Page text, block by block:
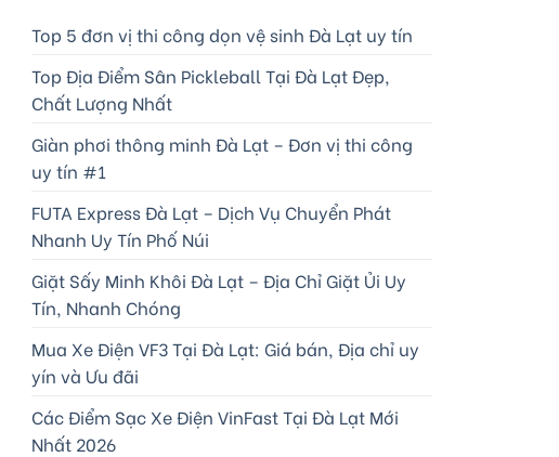
Top 5 đơn vị thi công dọn vệ sinh Đà Lạt uy tín
Top Địa Điểm Sân Pickleball Tại Đà Lạt Đẹp,
Chất Lượng Nhất
Giàn phơi thông minh Đà Lạt – Đơn vị thi công
uy tín #1
FUTA Express Đà Lạt – Dịch Vụ Chuyển Phát
Nhanh Uy Tín Phố Núi
Giặt Sấy Minh Khôi Đà Lạt – Địa Chỉ Giặt Ủi Uy
Tín, Nhanh Chóng
Mua Xe Điện VF3 Tại Đà Lạt: Giá bán, Địa chỉ uy
yín và Ưu đãi
Các Điểm Sạc Xe Điện VinFast Tại Đà Lạt Mới
Nhất 2026